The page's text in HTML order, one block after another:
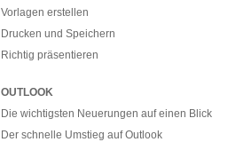
Vorlagen erstellen
Drucken und Speichern
Richtig präsentieren
OUTLOOK
Die wichtigsten Neuerungen auf einen Blick
Der schnelle Umstieg auf Outlook